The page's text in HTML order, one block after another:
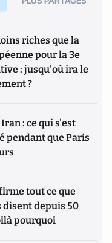
riches que la
pour la 3e
: jusqu'où ira le
?
: ce qui s'est
pendant que Paris
tout ce que
disent depuis 50
pourquoi